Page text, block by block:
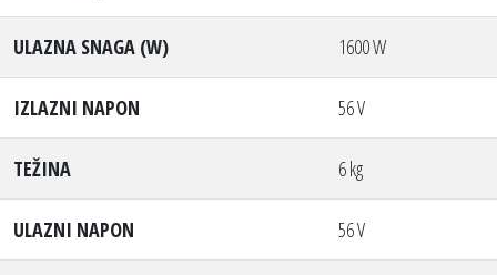
ULAZNA SNAGA (W) 1600 W
IZLAZNI NAPON 56 V
TEŽINA 6 kg
ULAZNI NAPON 56 V